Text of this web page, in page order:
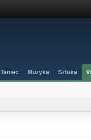
Taniec Muzyka Sztuka